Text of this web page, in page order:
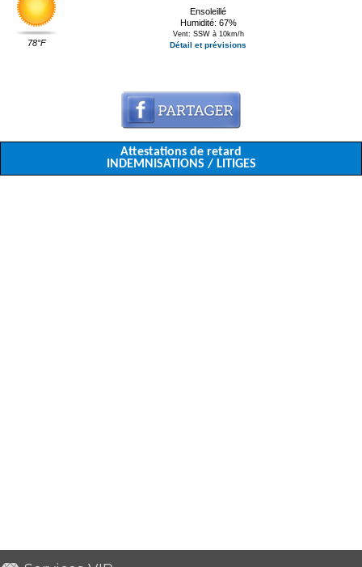
78°F
Ensoleillé
Humidité: 67%
Vent: SSW à 10km/h
Détail et prévisions
Attestations de retard
INDEMNISATIONS / LITIGES